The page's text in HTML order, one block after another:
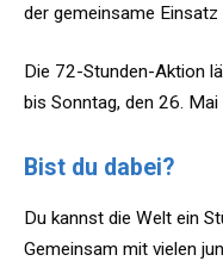
der gemeinsame
Die 72-Stunden-Aktion
bis Sonntag, den 26.
Bist du dabei?
Du kannst die Welt ein
Gemeinsam mit vielen